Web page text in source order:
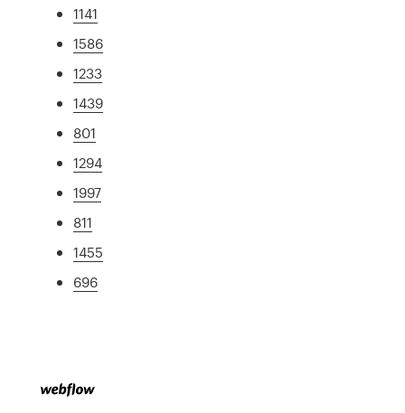
1141
1586
1233
1439
801
1294
1997
811
1455
696